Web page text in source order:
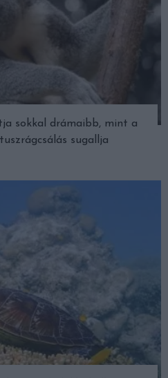
sokkal drámaibb, mint a
sugallja